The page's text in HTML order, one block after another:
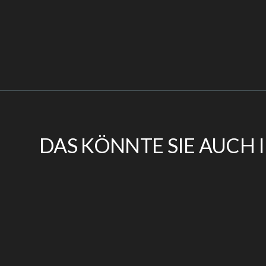
DAS KÖNNTE SIE AUCH